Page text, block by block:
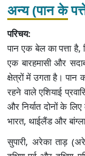
अन्य (पान के
परिचय:
पान एक बेल का पत्ता
एक बारहमासी और
क्षेत्रों में उगता है।
रहने वाले एशियाई
और निर्यात दोनों के
भारत, थाईलैंड और
सुपारी, अरेका ताड़